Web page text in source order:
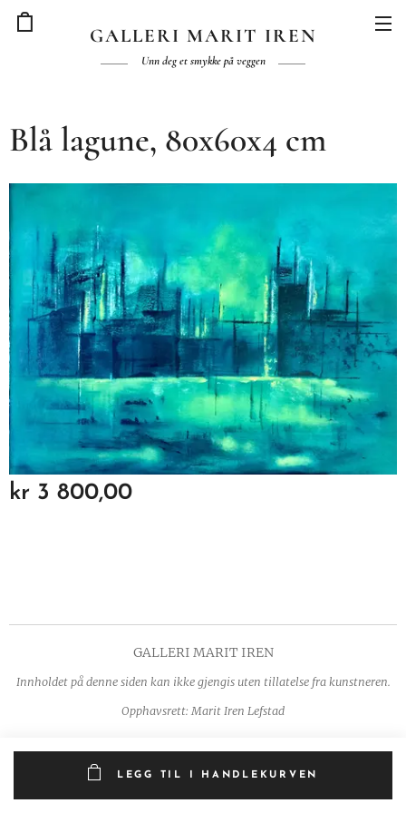
GALLERI MARIT IREN
Unn deg et smykke på veggen
Blå lagune, 80x60x4 cm
kr 3 800,00
LEGG TIL I HANDLEKURVEN
GALLERI MARIT IREN
Innholdet på denne siden kan ikke gjengis uten tillatelse fra kunstneren.
Opphavsrett: Marit Iren Lefstad